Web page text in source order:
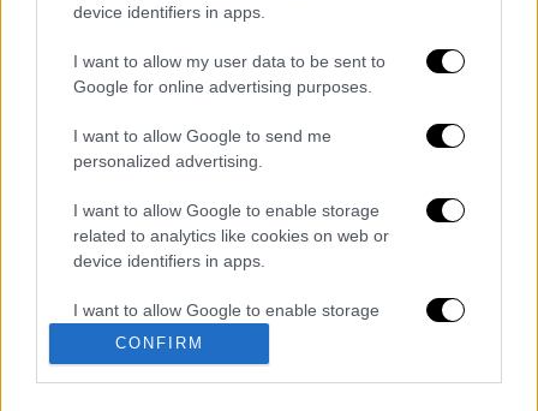
device identifiers in apps.
I want to allow my user data to be sent to
Google for online advertising purposes.
I want to allow Google to send me
personalized advertising.
I want to allow Google to enable storage
related to analytics like cookies on web or
device identifiers in apps.
I want to allow Google to enable storage
related to functionality of the website or app.
I want to allow Google to enable storage
CONFIRM
Διαβάστε ακόμη
Επιστήμονες ανακάλυψαν τον τέταρτο
γνωστό τύπο μεταδοτικού καρκίνου στον
Μουντιάλ 2026: «Θα ανατινάξω τον Μέσι με
απειλές που ερεύνησε το FBI
Φρίκη στην Κρήτη: Τουρίστας μπήκε σε
ανήλικο κορίτσι για να ασελγήσει πάνω του
Marfin: «Δεν έχω καμία σχέση με την
επίθεση» λέει η 46χρονη - Τι αποκάλυψε